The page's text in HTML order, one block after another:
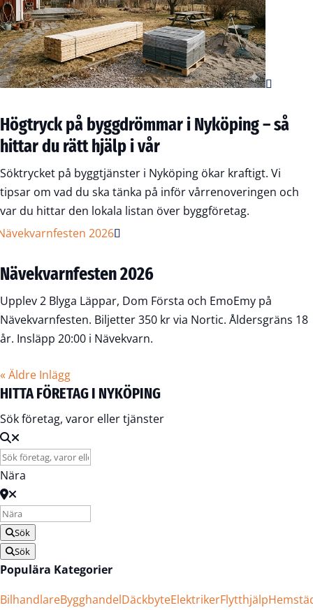
Högtryck på byggdrömmar i Nyköping – så
hittar du rätt hjälp i vår
Söktrycket på byggtjänster i Nyköping ökar kraftigt. Vi
tipsar om vad du ska tänka på inför vårrenoveringen och
var du hittar den lokala listan över byggföretag.
Nävekvarnfesten 2026
Upplev 2 Blyga Läppar, Dom Första och EmoEmy på
Nävekvarnfesten. Biljetter 350 kr via Nortic. Åldersgräns 18
år. Insläpp 20:00 i Nävekvarn.
« Äldre Inlägg
HITTA FÖRETAG I NYKÖPING
Sök företag, varor eller tjänster
Nära
Sök
Sök
Populära Kategorier
BilhandlareBygghandelDäckbyteElektrikerFlytthjälp